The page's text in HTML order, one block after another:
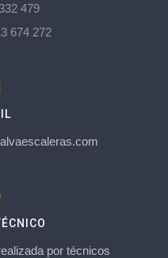
479
674 272
por técnicos